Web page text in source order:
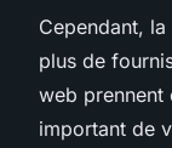
Cependant,
plus de
web prennent
important de